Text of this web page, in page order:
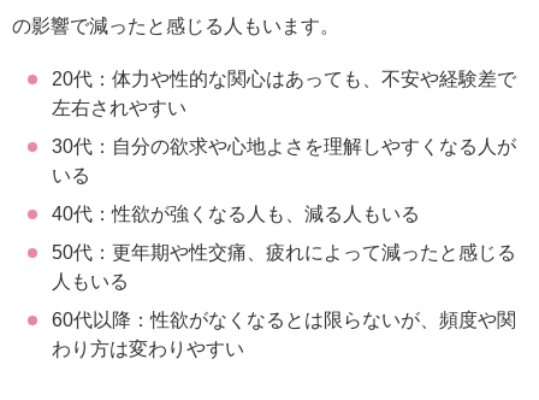
の影響で減ったと感じる人もいます。
20代：体力や性的な関心はあっても、不安や経験差で
左右されやすい
30代：自分の欲求や心地よさを理解しやすくなる人が
いる
40代：性欲が強くなる人も、減る人もいる
50代：更年期や性交痛、疲れによって減ったと感じる
人もいる
60代以降：性欲がなくなるとは限らないが、頻度や関
わり方は変わりやすい